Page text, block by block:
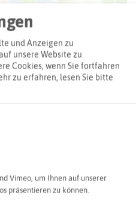
Leaflet |©OpenStreetMapcontributors |weitere Lizenzen
und Anzeigen zu
unsere Website zu
Cookies, wenn Sie fortfahren
zu erfahren, lesen Sie bitte
Vimeo, um Ihnen auf unserer
präsentieren zu können.